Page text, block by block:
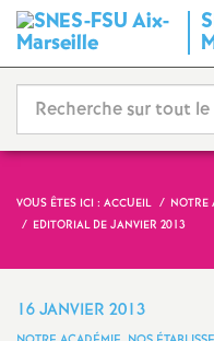
VOUS ÊTES ICI : ACCUEIL NOTRE
EDITORIAL DE JANVIER 2013
16 JANVIER 2013